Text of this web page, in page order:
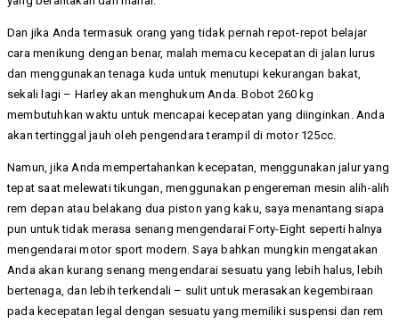
Dan jika Anda termasuk orang yang tidak pernah repot-repot belajar
cara menikung dengan benar, malah memacu kecepatan di jalan lurus
dan menggunakan tenaga kuda untuk menutupi kekurangan bakat,
sekali lagi – Harley akan menghukum Anda. Bobot 260 kg
membutuhkan waktu untuk mencapai kecepatan yang diinginkan. Anda
akan tertinggal jauh oleh pengendara terampil di motor 125cc.
Namun, jika Anda mempertahankan kecepatan, menggunakan jalur yang
tepat saat melewati tikungan, menggunakan pengereman mesin alih-alih
rem depan atau belakang dua piston yang kaku, saya menantang siapa
pun untuk tidak merasa senang mengendarai Forty-Eight seperti halnya
mengendarai motor sport modern. Saya bahkan mungkin mengatakan
Anda akan kurang senang mengendarai sesuatu yang lebih halus, lebih
bertenaga, dan lebih terkendali – sulit untuk merasakan kegembiraan
pada kecepatan legal dengan sesuatu yang memiliki suspensi dan rem